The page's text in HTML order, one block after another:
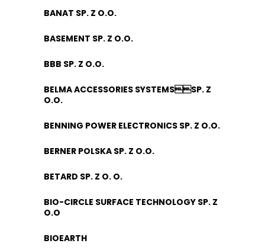
BANAT SP. Z O.O.
BASEMENT SP. Z O.O.
BBB SP. Z O.O.
BELMA ACCESSORIES SYSTEMSSP. Z
O.O.
BENNING POWER ELECTRONICS SP. Z O.O.
BERNER POLSKA SP. Z O.O.
BETARD SP. Z O. O.
BIO-CIRCLE SURFACE TECHNOLOGY SP. Z
O.O
BIOEARTH